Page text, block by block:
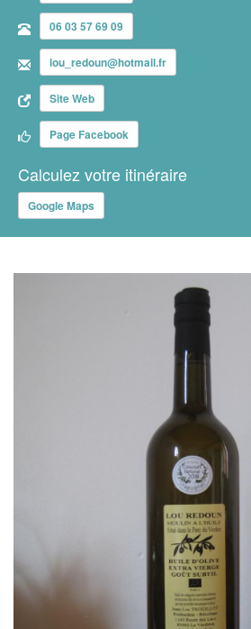
06 03 57 69 09
lou_redoun@hotmail.fr
Site Web
Page Facebook
Calculez votre itinéraire
Google Maps